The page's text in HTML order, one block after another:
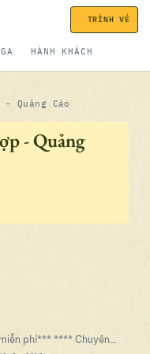
HÀNH KHÁCH
TRÌNH VÉ
Quảng Cáo
- Quảng
phí*** **** Chuyên